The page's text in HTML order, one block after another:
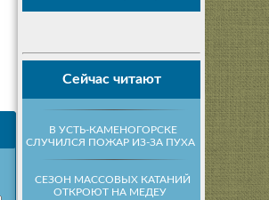
Сейчас читают
В УСТЬ-КАМЕНОГОРСКЕ
СЛУЧИЛСЯ ПОЖАР ИЗ-ЗА ПУХА
СЕЗОН МАССОВЫХ КАТАНИЙ
ОТКРОЮТ НА МЕДЕУ